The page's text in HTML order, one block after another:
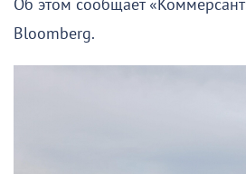
Об этом сообщает
Bloomberg.